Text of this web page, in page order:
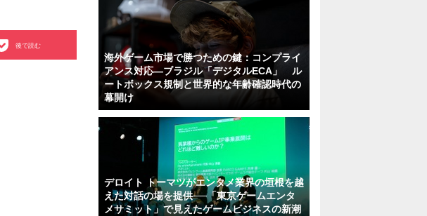
後で読む
海外ゲーム市場で勝つための鍵：コンプライ
アンス対応—ブラジル「デジタルECA」 ル
ートボックス規制と世界的な年齢確認時代の
幕開け
デロイト トーマツがエンタメ業界の垣根を越
えた対話の場を提供──「東京ゲームエンタ
メサミット」で見えたゲームビジネスの新潮